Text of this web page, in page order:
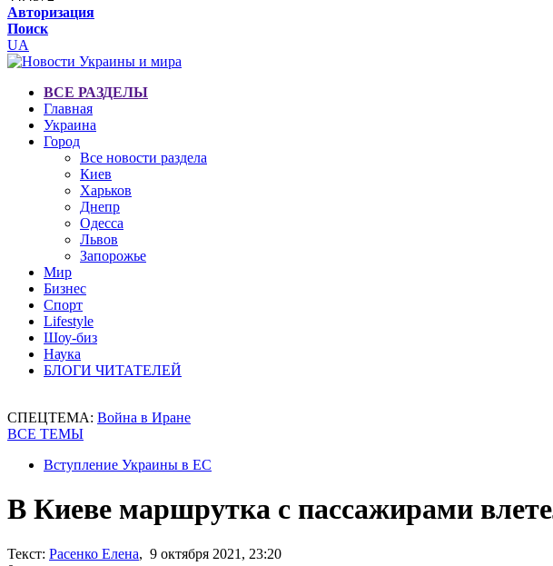
Авторизация
Поиск
UA
ВСЕ РАЗДЕЛЫ
Главная
Украина
Город
Все новости раздела
Киев
Харьков
Днепр
Одесса
Львов
Запорожье
Мир
Бизнес
Спорт
Lifestyle
Шоу-биз
Наука
БЛОГИ ЧИТАТЕЛЕЙ
СПЕЦТЕМА: Война в Иране
ВСЕ ТЕМЫ
Вступление Украины в ЕС
В Киеве маршрутка с пассажирами
Текст: Расенко Елена, 9 октября 2021, 23:20